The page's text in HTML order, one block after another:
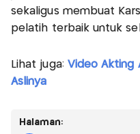
sekaligus membuat
pelatih terbaik untuk
Lihat juga: Video Akting
Aslinya
Halaman: